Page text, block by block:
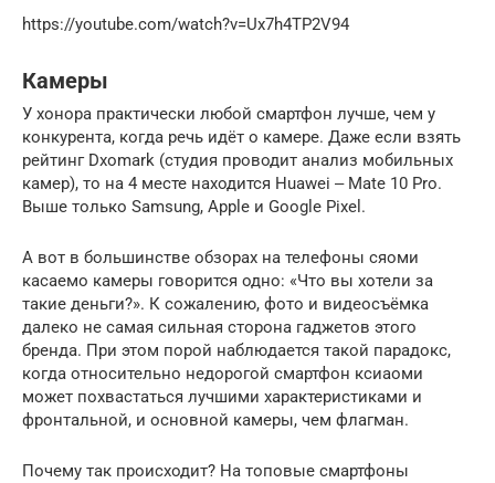
https://youtube.com/watch?v=Ux7h4TP2V94
Камеры
У хонора практически любой смартфон лучше, чем у
конкурента, когда речь идёт о камере. Даже если взять
рейтинг Dxomark (студия проводит анализ мобильных
камер), то на 4 месте находится Huawei ‒ Mate 10 Pro.
Выше только Samsung, Apple и Google Pixel.
А вот в большинстве обзорах на телефоны сяоми
касаемо камеры говорится одно: «Что вы хотели за
такие деньги?». К сожалению, фото и видеосъёмка
далеко не самая сильная сторона гаджетов этого
бренда. При этом порой наблюдается такой парадокс,
когда относительно недорогой смартфон ксиаоми
может похвастаться лучшими характеристиками и
фронтальной, и основной камеры, чем флагман.
Почему так происходит? На топовые смартфоны